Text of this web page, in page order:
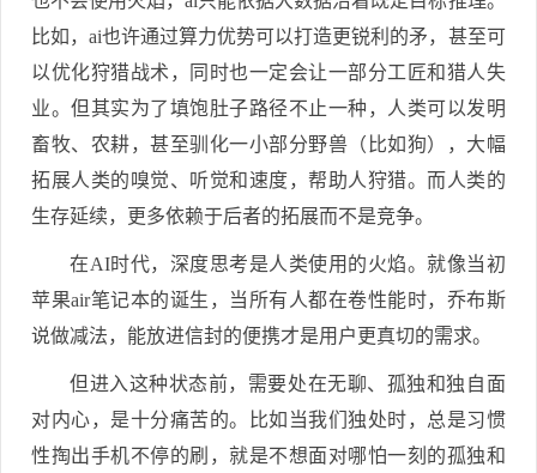
比如，ai也许通过算力优势可以打造更锐利的矛，甚至可
以优化狩猎战术，同时也一定会让一部分工匠和猎人失
业。但其实为了填饱肚子路径不止一种，人类可以发明
畜牧、农耕，甚至驯化一小部分野兽（比如狗），大幅
拓展人类的嗅觉、听觉和速度，帮助人狩猎。而人类的
生存延续，更多依赖于后者的拓展而不是竞争。
在AI时代，深度思考是人类使用的火焰。就像当初
苹果air笔记本的诞生，当所有人都在卷性能时，乔布斯
说做减法，能放进信封的便携才是用户更真切的需求。
但进入这种状态前，需要处在无聊、孤独和独自面
对内心，是十分痛苦的。比如当我们独处时，总是习惯
性掏出手机不停的刷，就是不想面对哪怕一刻的孤独和